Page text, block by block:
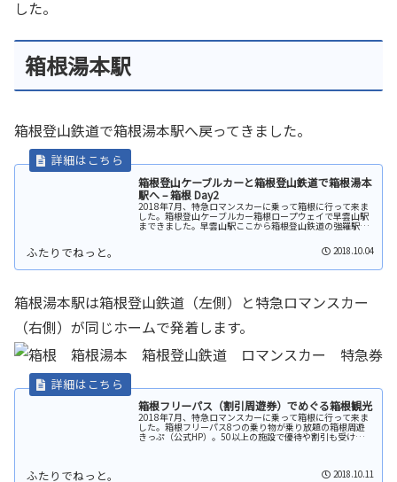
した。
箱根湯本駅
箱根登山鉄道で箱根湯本駅へ戻ってきました。
箱根登山ケーブルカーと箱根登山鉄道で箱根湯本
駅へ – 箱根 Day2
2018年7月、特急ロマンスカーに乗って箱根に行って来ま
した。箱根登山ケーブルカー箱根ロープウェイで早雲山駅
まできました。早雲山駅ここから箱根登山鉄道の強羅駅へ
2018.10.04
箱根湯本駅は箱根登山鉄道（左側）と特急ロマンスカー
（右側）が同じホームで発着します。
箱根フリーパス（割引周遊券）でめぐる箱根観光
2018年7月、特急ロマンスカーに乗って箱根に行って来ま
した。箱根フリーパス8つの乗り物が乗り放題の箱根周遊
きっぷ（公式HP）。50以上の施設で優待や割引も受けられ
2018.10.11